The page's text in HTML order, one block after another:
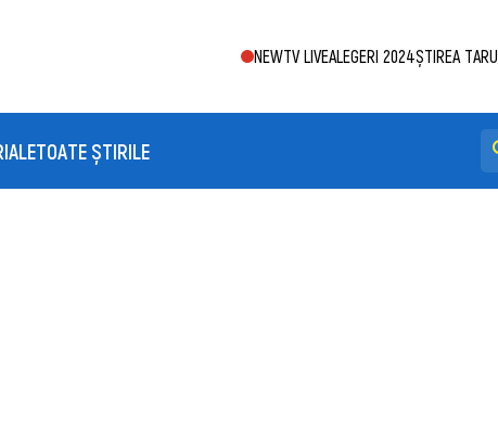
NEWTV LIVEALEGERI 2024ȘTIREA TARU
TOATE ȘTIRILE